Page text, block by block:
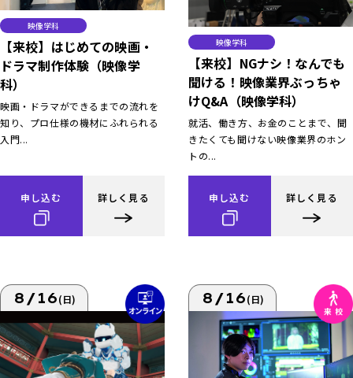
映像学科
【来校】はじめての映画・
ドラマ制作体験（映像学
科）
映画・ドラマができるまでの流れを
知り、プロ仕様の機材にふれられる
入門...
申し込む 詳しく見る
映像学科
【来校】NGナシ！なんでも
聞ける！映像業界ぶっちゃ
けQ&A（映像学科）
就活、働き方、お金のことまで、聞
きたくても聞けない映像業界のホン
トの...
申し込む 詳しく見る
8/16(日) 8/16(日)